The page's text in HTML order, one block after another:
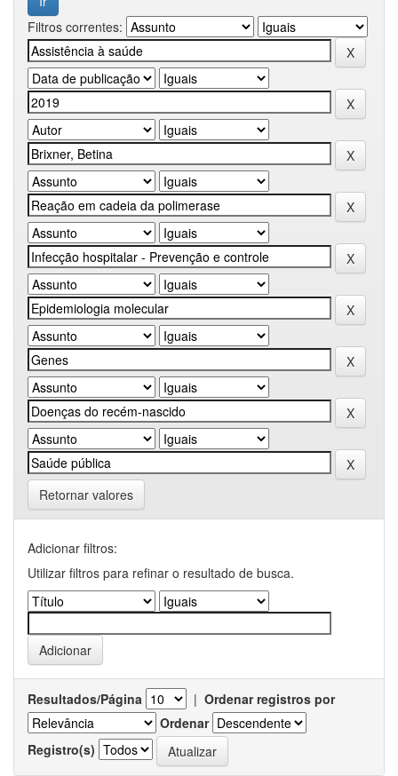
Filtros correntes:
Retornar valores
Adicionar filtros:
Utilizar filtros para refinar o resultado de busca.
Resultados/Página | Ordenar registros por
Ordenar
Registro(s)